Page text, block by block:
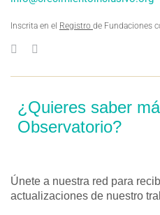
Inscrita en el Registro de Fundaciones
¿Quieres saber
Observatorio?
Únete a nuestra red para
actualizaciones de nuestro